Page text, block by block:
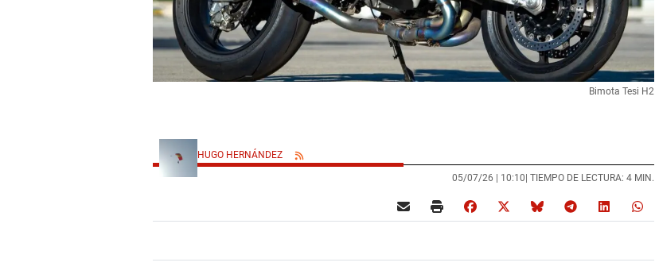
Bimota Tesi H2
HUGO HERNÁNDEZ
05/07/26 | 10:10 | TIEMPO DE LECTURA: 4 MIN.